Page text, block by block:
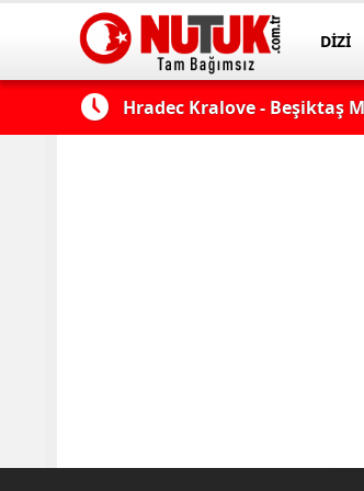
DİZİ
Hradec Kralove - Beşiktaş